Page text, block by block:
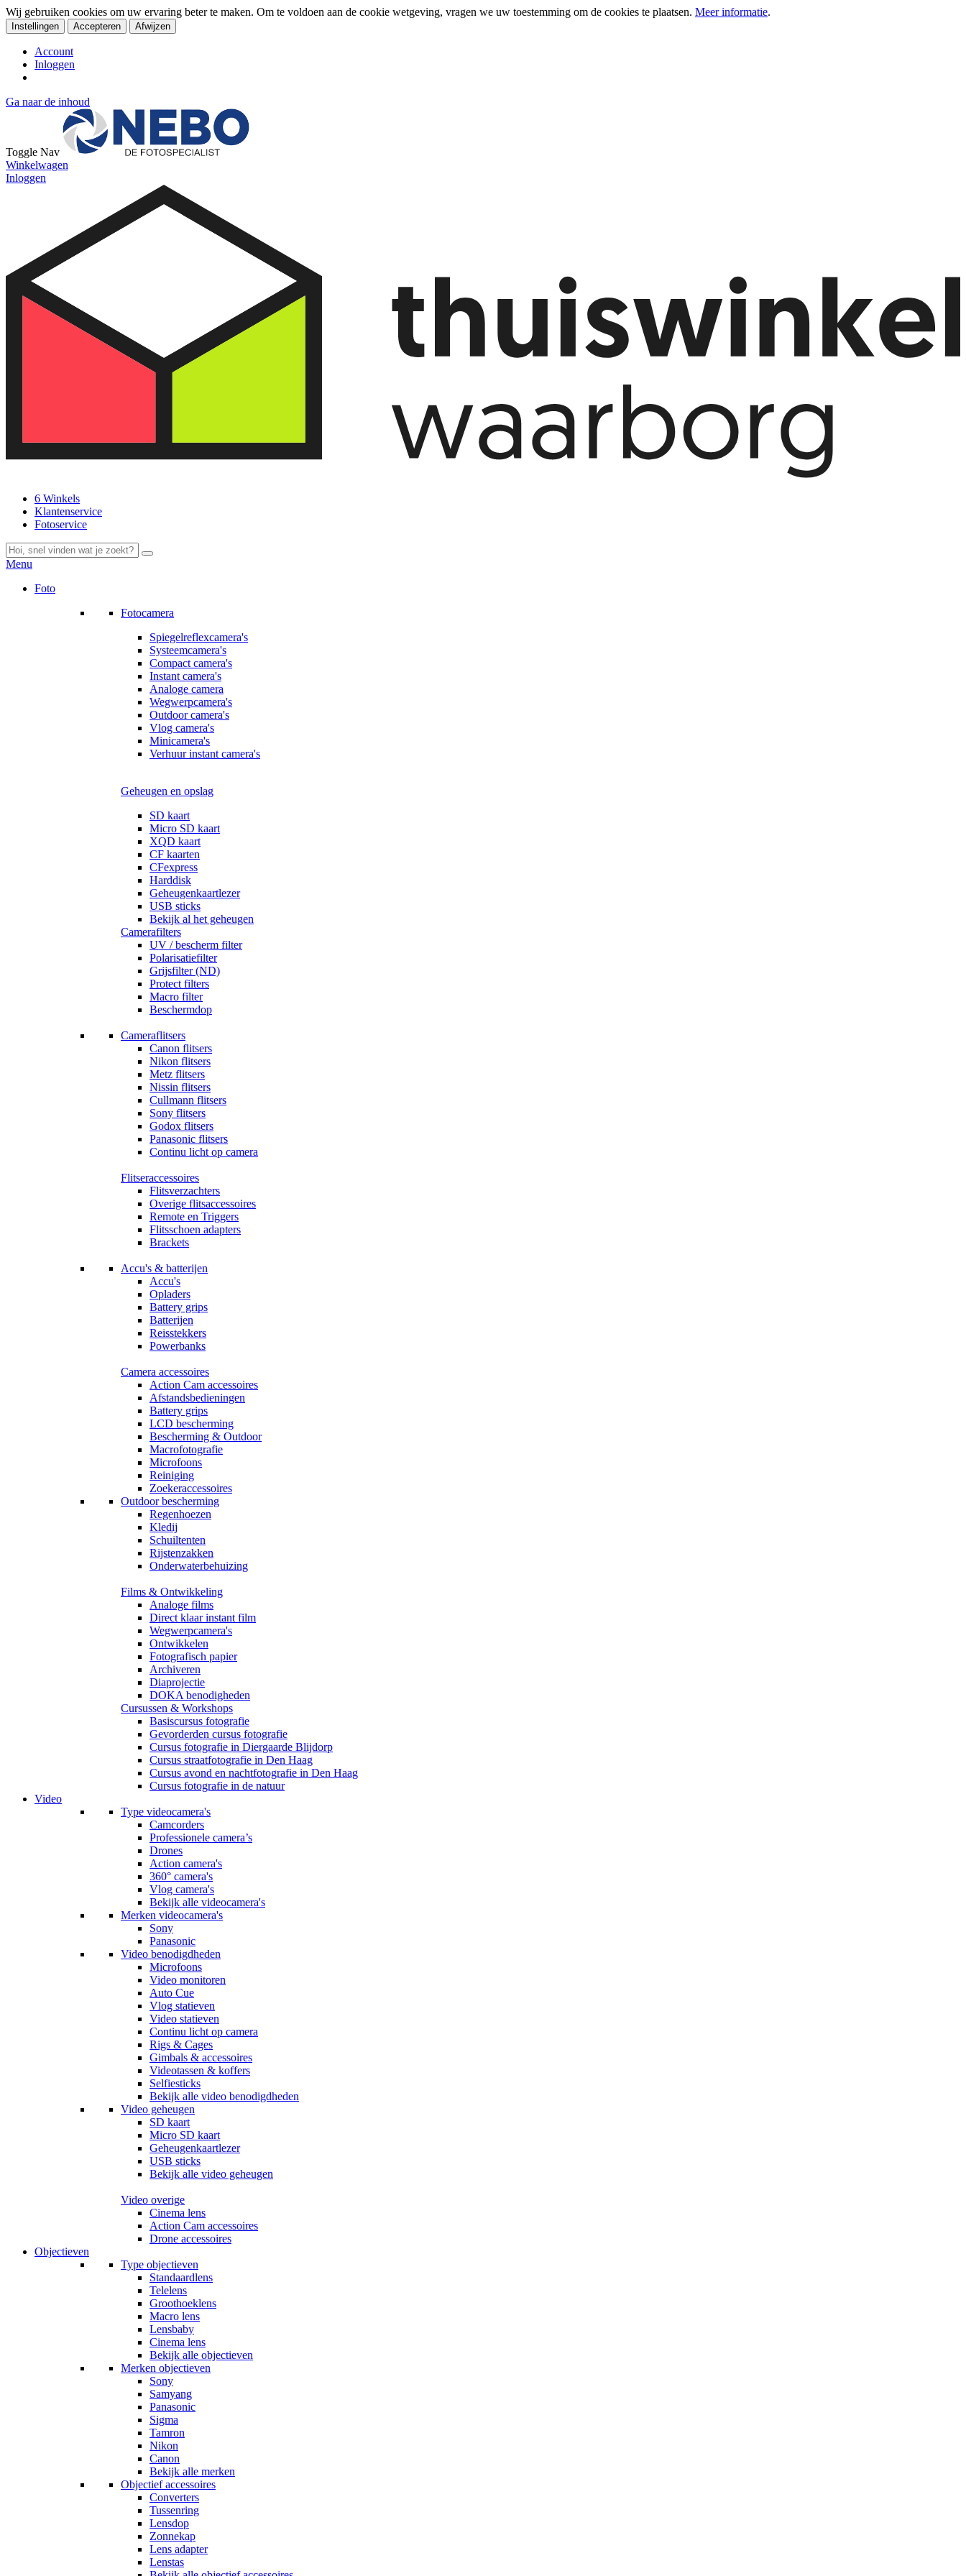
Wij gebruiken cookies om uw ervaring beter te maken. Om te voldoen aan de cookie wetgeving, vragen we uw toestemming om de cookies te plaatsen. Meer informatie.
Instellingen Accepteren Afwijzen
Account
Inloggen
Ga naar de inhoud
Toggle Nav
Winkelwagen
Inloggen
6 Winkels
Klantenservice
Fotoservice
Menu
Foto
Fotocamera
Spiegelreflexcamera's
Systeemcamera's
Compact camera's
Instant camera's
Analoge camera
Wegwerpcamera's
Outdoor camera's
Vlog camera's
Minicamera's
Verhuur instant camera's
Geheugen en opslag
SD kaart
Micro SD kaart
XQD kaart
CF kaarten
CFexpress
Harddisk
Geheugenkaartlezer
USB sticks
Bekijk al het geheugen
Camerafilters
UV / bescherm filter
Polarisatiefilter
Grijsfilter (ND)
Protect filters
Macro filter
Beschermdop
Cameraflitsers
Canon flitsers
Nikon flitsers
Metz flitsers
Nissin flitsers
Cullmann flitsers
Sony flitsers
Godox flitsers
Panasonic flitsers
Continu licht op camera
Flitseraccessoires
Flitsverzachters
Overige flitsaccessoires
Remote en Triggers
Flitsschoen adapters
Brackets
Accu's & batterijen
Accu's
Opladers
Battery grips
Batterijen
Reisstekkers
Powerbanks
Camera accessoires
Action Cam accessoires
Afstandsbedieningen
Battery grips
LCD bescherming
Bescherming & Outdoor
Macrofotografie
Microfoons
Reiniging
Zoekeraccessoires
Outdoor bescherming
Regenhoezen
Kledij
Schuiltenten
Rijstenzakken
Onderwaterbehuizing
Films & Ontwikkeling
Analoge films
Direct klaar instant film
Wegwerpcamera's
Ontwikkelen
Fotografisch papier
Archiveren
Diaprojectie
DOKA benodigheden
Cursussen & Workshops
Basiscursus fotografie
Gevorderden cursus fotografie
Cursus fotografie in Diergaarde Blijdorp
Cursus straatfotografie in Den Haag
Cursus avond en nachtfotografie in Den Haag
Cursus fotografie in de natuur
Video
Type videocamera's
Camcorders
Professionele camera’s
Drones
Action camera's
360° camera's
Vlog camera's
Bekijk alle videocamera's
Merken videocamera's
Sony
Panasonic
Video benodigdheden
Microfoons
Video monitoren
Auto Cue
Vlog statieven
Video statieven
Continu licht op camera
Rigs & Cages
Gimbals & accessoires
Videotassen & koffers
Selfiesticks
Bekijk alle video benodigdheden
Video geheugen
SD kaart
Micro SD kaart
Geheugenkaartlezer
USB sticks
Bekijk alle video geheugen
Video overige
Cinema lens
Action Cam accessoires
Drone accessoires
Objectieven
Type objectieven
Standaardlens
Telelens
Groothoeklens
Macro lens
Lensbaby
Cinema lens
Bekijk alle objectieven
Merken objectieven
Sony
Samyang
Panasonic
Sigma
Tamron
Nikon
Canon
Bekijk alle merken
Objectief accessoires
Converters
Tussenring
Lensdop
Zonnekap
Lens adapter
Lenstas